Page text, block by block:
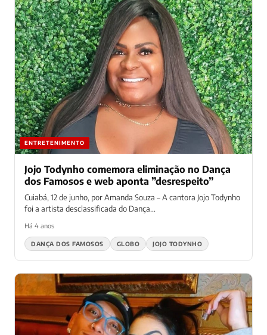
ENTRETENIMENTO
Jojo Todynho comemora eliminação no Dança
dos Famosos e web aponta ”desrespeito”
Cuiabá, 12 de junho, por Amanda Souza – A cantora Jojo Todynho
foi a artista desclassificada do Dança...
Há 4 anos
DANÇA DOS FAMOSOS GLOBO JOJO TODYNHO